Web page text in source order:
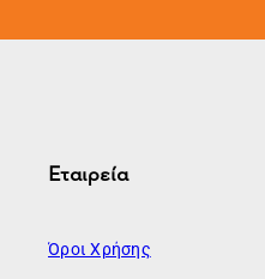
Εταιρεία
Όροι Χρήσης